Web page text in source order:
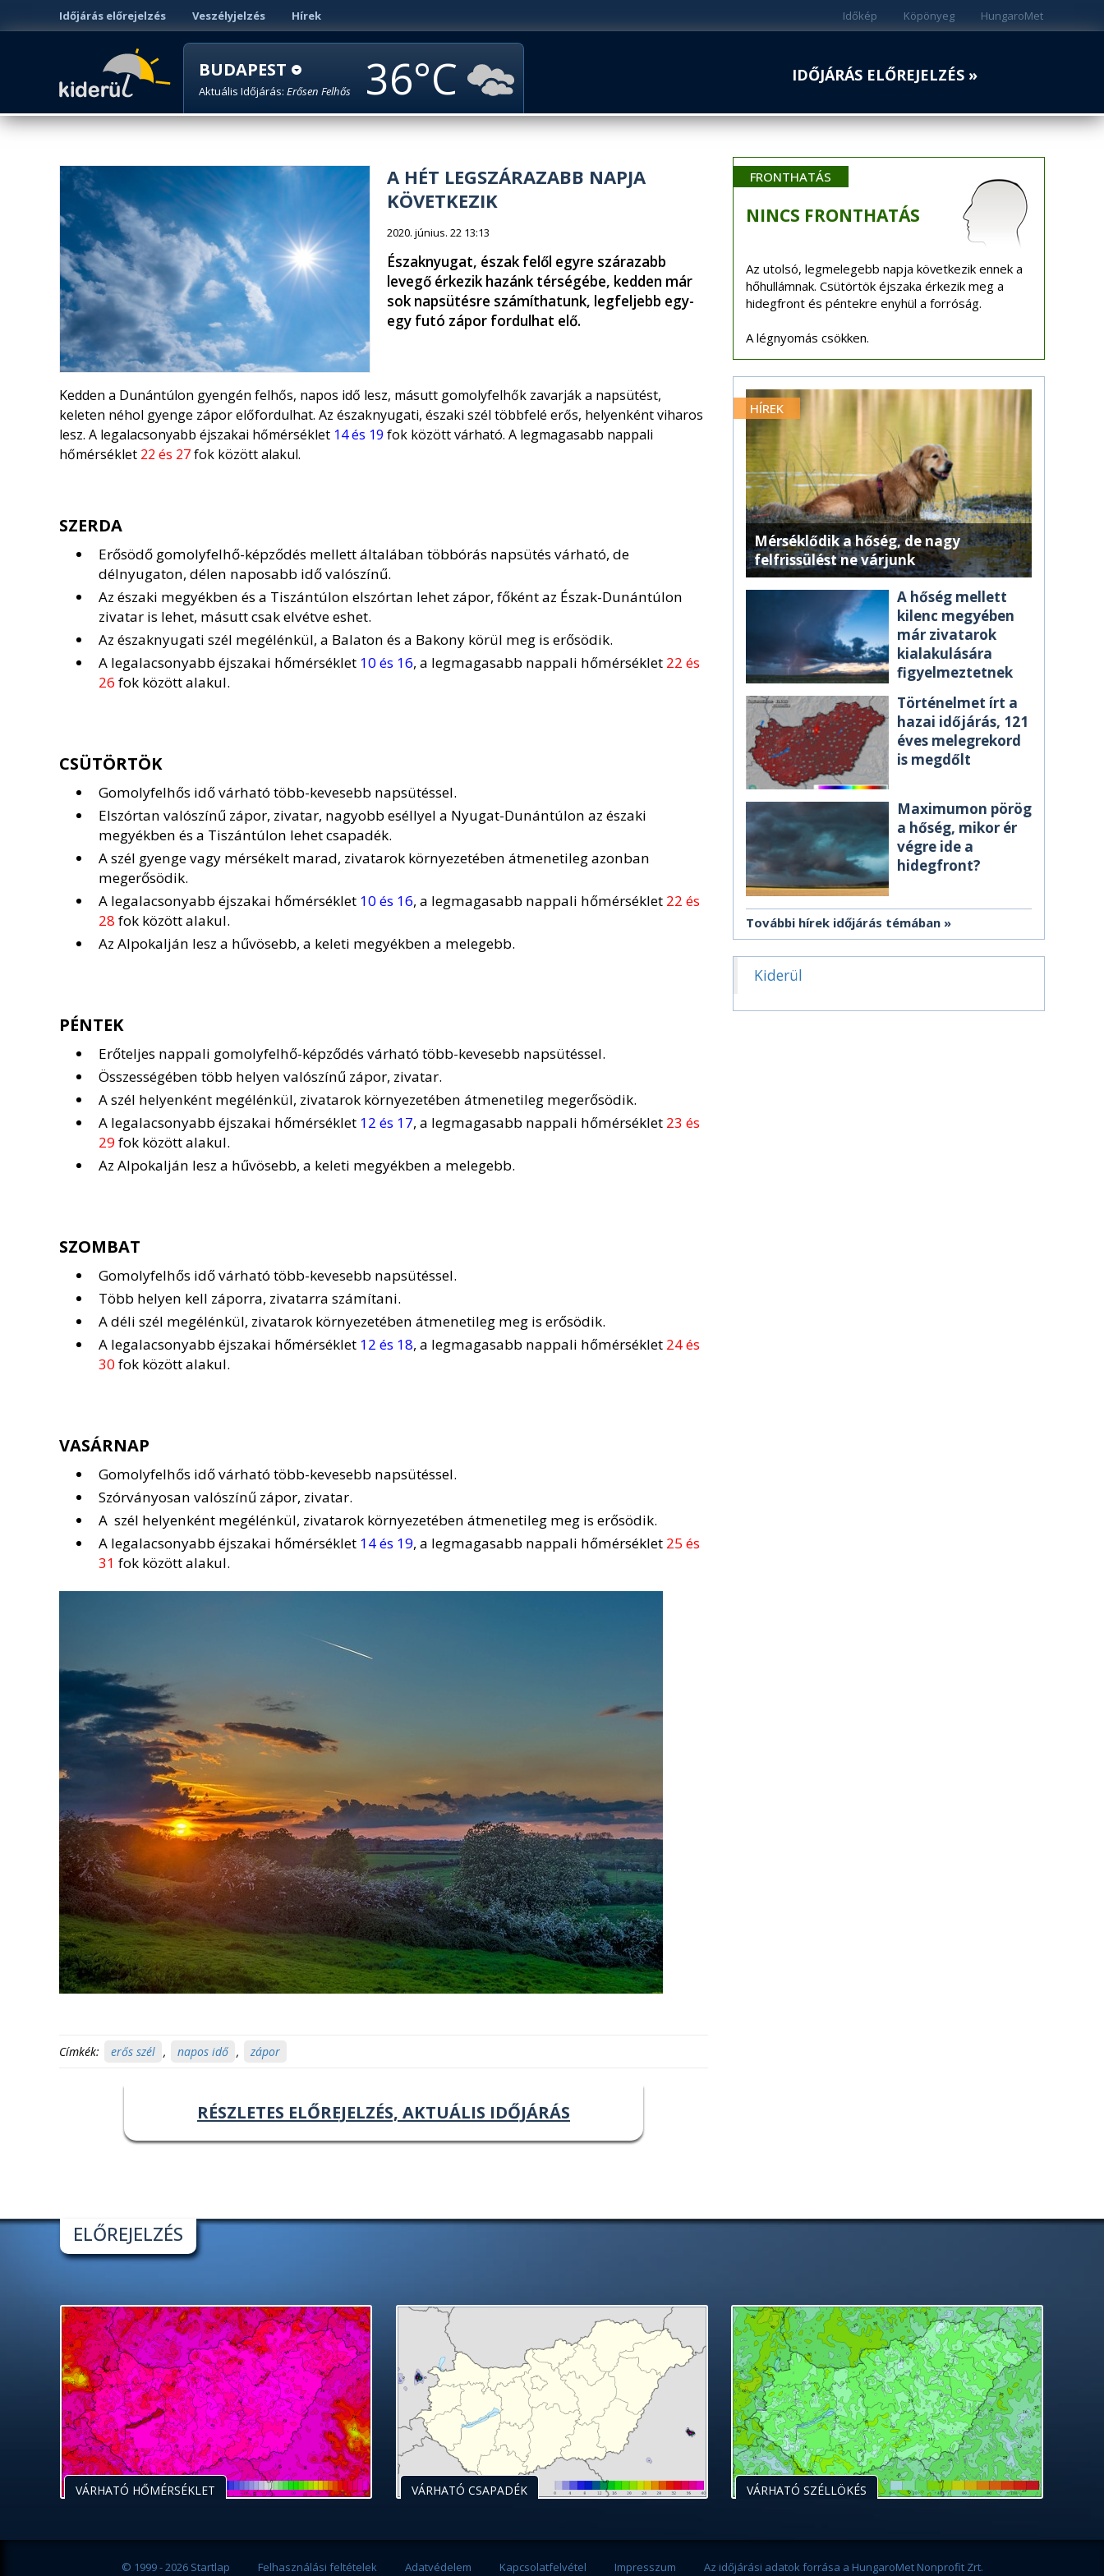
Időjárás előrejelzés Veszélyjelzés Hírek HungaroMet
Köpönyeg
Időkép
BUDAPEST
Aktuális Időjárás: Erősen Felhős 36 IDŐJÁRÁS ELŐREJELZÉS »
A HÉT LEGSZÁRAZABB NAPJA
KÖVETKEZIK
2020. június. 22 13:13
Északnyugat, észak felől egyre szárazabb
levegő érkezik hazánk térségébe, kedden már
sok napsütésre számíthatunk, legfeljebb egy-
egy futó zápor fordulhat elő.
Kedden a Dunántúlon gyengén felhős, napos idő lesz, másutt gomolyfelhők zavarják a napsütést,
keleten néhol gyenge zápor előfordulhat. Az északnyugati, északi szél többfelé erős, helyenként viharos
lesz. A legalacsonyabb éjszakai hőmérséklet 14 és 19 fok között várható. A legmagasabb nappali
hőmérséklet 22 és 27fok között alakul.
SZERDA
Erősödő gomolyfelhő-képződés mellett általában többórás napsütés várható, de
délnyugaton, délen naposabb idő valószínű.
Az északi megyékben és a Tiszántúlon elszórtan lehet zápor, főként az Észak-Dunántúlon
zivatar is lehet, másutt csak elvétve eshet.
Az északnyugati szél megélénkül, a Balaton és a Bakony körül meg is erősödik.
A legalacsonyabb éjszakai hőmérséklet 10 és 16, a legmagasabb nappali hőmérséklet 22 és
26 fok között alakul.
CSÜTÖRTÖK
Gomolyfelhős idő várható több-kevesebb napsütéssel.
Elszórtan valószínű zápor, zivatar, nagyobb eséllyel a Nyugat-Dunántúlon az északi
megyékben és a Tiszántúlon lehet csapadék.
A szél gyenge vagy mérsékelt marad, zivatarok környezetében átmenetileg azonban
megerősödik.
A legalacsonyabb éjszakai hőmérséklet 10 és 16, a legmagasabb nappali hőmérséklet 22 és
28 fok között alakul.
Az Alpokalján lesz a hűvösebb, a keleti megyékben a melegebb.
PÉNTEK
Erőteljes nappali gomolyfelhő-képződés várható több-kevesebb napsütéssel.
Összességében több helyen valószínű zápor, zivatar.
A szél helyenként megélénkül, zivatarok környezetében átmenetileg megerősödik.
A legalacsonyabb éjszakai hőmérséklet 12 és 17, a legmagasabb nappali hőmérséklet 23 és
29fok között alakul.
Az Alpokalján lesz a hűvösebb, a keleti megyékben a melegebb.
SZOMBAT
Gomolyfelhős idő várható több-kevesebb napsütéssel.
Több helyen kell záporra, zivatarra számítani.
A déli szél megélénkül, zivatarok környezetében átmenetileg meg is erősödik.
A legalacsonyabb éjszakai hőmérséklet 12 és 18, a legmagasabb nappali hőmérséklet 24 és
30fok között alakul.
VASÁRNAP
Gomolyfelhős idő várható több-kevesebb napsütéssel.
Szórványosan valószínű zápor, zivatar.
A szél helyenként megélénkül, zivatarok környezetében átmenetileg meg is erősödik.
A legalacsonyabb éjszakai hőmérséklet 14 és 19, a legmagasabb nappali hőmérséklet 25 és
31 fok között alakul.
Címkék: erős szél , napos idő , zápor
RÉSZLETES ELŐREJELZÉS, AKTUÁLIS IDŐJÁRÁS
FRONTHATÁS
NINCS FRONTHATÁS
Az utolsó, legmelegebb napja következik ennek a
hőhullámnak. Csütörtök éjszaka érkezik meg a
hidegfront és péntekre enyhül a forróság.
A légnyomás csökken.
HÍREK
Mérséklődik a hőség, de nagy
felfrissülést ne várjunk
A hőség mellett
kilenc megyében
már zivatarok
kialakulására
figyelmeztetnek
Történelmet írt a
hazai időjárás, 121
éves melegrekord
is megdőlt
Maximumon pörög
a hőség, mikor ér
végre ide a
hidegfront?
További hírek időjárás témában
Kiderül
ELŐREJELZÉS
VÁRHATÓ HŐMÉRSÉKLET VÁRHATÓ CSAPADÉK VÁRHATÓ SZÉLLÖKÉS
© 1999 - 2026 Startlap Felhasználási feltételek Adatvédelem Kapcsolatfelvétel Impresszum Az időjárási adatok forrása a HungaroMet Nonprofit Zrt.